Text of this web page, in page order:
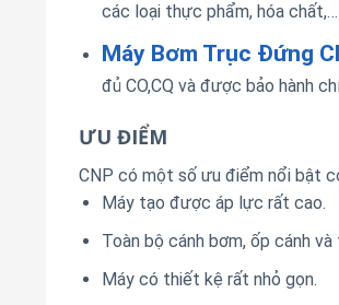
các loại thực phẩm, hóa chất,…
Máy Bơm Trục Đứng
đủ CO,CQ và được bảo hành
ƯU ĐIỂM
CNP có một số ưu điểm nổi bật
Máy tạo được áp lực rất cao.
Toàn bộ cánh bơm, ốp cánh
Máy có thiết kệ rất nhỏ gọn.